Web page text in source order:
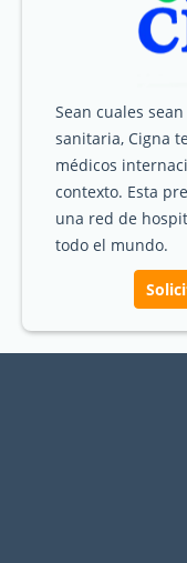
Sean cuales
sanitaria, Cigna
médicos
contexto. Esta
una red de
todo el mundo.